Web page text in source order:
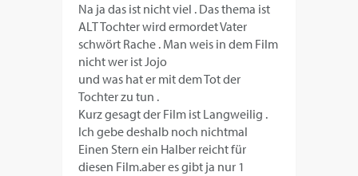
Na ja das ist nicht viel . Das thema ist
ALT Tochter wird ermordet Vater
schwört Rache . Man weis in dem Film
nicht wer ist Jojo
und was hat er mit dem Tot der
Tochter zu tun .
Kurz gesagt der Film ist Langweilig .
Ich gebe deshalb noch nichtmal
Einen Stern ein Halber reicht für
diesen Film.aber es gibt ja nur 1